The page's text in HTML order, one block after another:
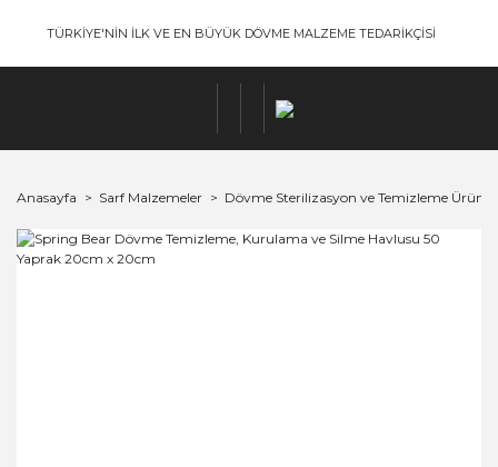
TÜRKİYE'NİN İLK VE EN BÜYÜK DÖVME MALZEME TEDARİKÇİSİ
Anasayfa Sarf Malzemeler Dövme Sterilizasyon ve Temizleme